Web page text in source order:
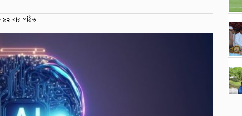
৯২ বার পঠিত